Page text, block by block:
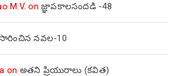
M.V. on జ్ఞాపకాలసందడి -48
నవల-10
on అతని ప్రియురాలు (కవిత)